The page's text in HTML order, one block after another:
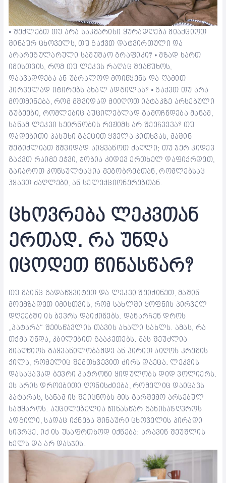
⦁ შეძლებთ თუ არა საკმარისი ყურადღება მიაქციოთ
შინაურ ცხოველს, თუ გაქვთ დატვირთული და
არარეგულარული სამუშაო გრაფიკი? ⦁ მზად ხართ
იმისთვის, რომ თუ ლეკვს რაღაც შეაწუხოს,
დაავადდება ან უბრალოდ მოიწყენს და ღამით
პირველად იტირებს ახალ ადგილას? ⦁ გაქვთ თუ არა
მოთმინება, რომ მშვიდად მიიღოთ იატაკზე არსებული
გუბეები, რომლებიც აუცილებლად გამოჩნდება მანამ,
სანამ ლეკვი სეირნობის რეჟიმს არ შეეჩვევა? თუ
დადებითი პასუხი გაეცით ყველა კითხვას, მაშინ
შეგიძლიათ მშვიდად აიყვანოთ ძაღლი; თუ ჯერ კიდევ
გაქვთ რაიმე ეჭვი, ჯობია კიდევ ერთხელ დაფიქრდეთ,
გაიაროთ კონსულტაცია მეგობრებთან, რომლებსაც
ჰყავთ ძაღლები, ან სელექციონერებთან.
ცხოვრება ლეკვთან
ერთად. რა უნდა
იცოდეთ წინასწარ?
თუ მაინც გადაწყვიტეთ და ლეკვი შეიძინეთ, მაშინ
მოემზადეთ იმისთვის, რომ სახლში ყოფნის პირველ
დღეებში ის ბევრს დაიძინებს. დანარჩენ დროს
„პატარა“ შეისწავლის თავის ახალი სახლს. ამას, რა
თქმა უნდა, კბილებით გააკეთებს. მას შეუძლია
მიაღწიოს გაყვანილობამდე ან პირით აიღოს კრემის
ქილა, რომელიც შემთხვევით ძირს დაეცა. ლეკვის
დასაცავად ბევრი პატრონი ყიდულობს დიდ ვოლიერს.
ეს არის დროებითი ღონისძიება, რომელიც დაიცავს
პატარას, სანამ ის შეიცნობს მის გარშემო არსებულ
სამყაროს. აუცილებელია წინასწარ განისაზღვროს
ადგილი, სადაც იქნება შინაური ცხოველის პირადი
სივრცე. იქ ის უსაფრთხოდ იქნება: არავინ შეუშლის
ხელს და არ დასჯის.